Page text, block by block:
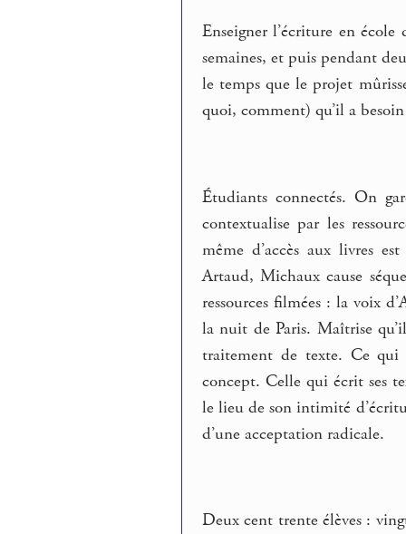
Enseigner l’écriture en
semaines, et puis pendant
le temps que le projet
quoi, comment) qu’il a
Étudiants connectés. On
contextualise par les
même d’accès aux livres
Artaud, Michaux cause
ressources filmées : la voix
la nuit de Paris. Maîtrise
traitement de texte. Ce
concept. Celle qui écrit ses
le lieu de son intimité
d’une acceptation radicale.
Deux cent trente élèves :